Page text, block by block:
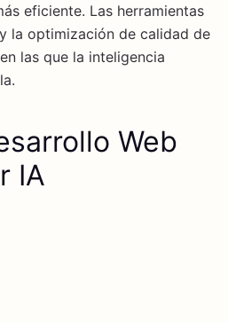
eficiente. Las herramientas
la optimización de calidad de
las que la inteligencia
Web
IA